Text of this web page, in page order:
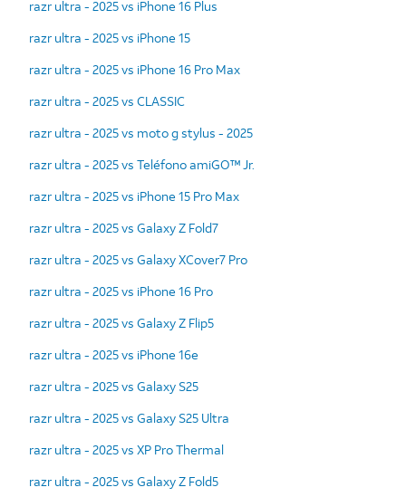
razr ultra - 2025 vs iPhone 16 Plus
razr ultra - 2025 vs iPhone 15
razr ultra - 2025 vs iPhone 16 Pro Max
razr ultra - 2025 vs CLASSIC
razr ultra - 2025 vs moto g stylus - 2025
razr ultra - 2025 vs Teléfono amiGO™ Jr.
razr ultra - 2025 vs iPhone 15 Pro Max
razr ultra - 2025 vs Galaxy Z Fold7
razr ultra - 2025 vs Galaxy XCover7 Pro
razr ultra - 2025 vs iPhone 16 Pro
razr ultra - 2025 vs Galaxy Z Flip5
razr ultra - 2025 vs iPhone 16e
razr ultra - 2025 vs Galaxy S25
razr ultra - 2025 vs Galaxy S25 Ultra
razr ultra - 2025 vs XP Pro Thermal
razr ultra - 2025 vs Galaxy Z Fold5